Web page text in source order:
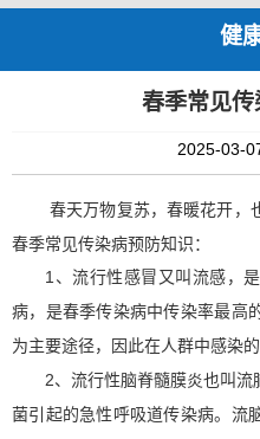
健
春季常见
2025-03-
春天万物复苏，春暖花开，
春季常见传染病预防知识：
1 、流行性感冒又叫流感，
病，是春季传染病中传染率最高
为主要途径，因此在人群中感染的
2、 流行性脑脊髓膜炎也叫流
菌引起的急性呼吸道传染病。流